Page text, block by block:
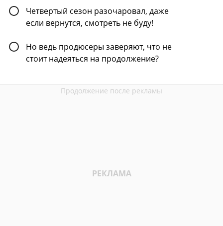
Четвертый сезон разочаровал, даже
если вернутся, смотреть не буду!
Но ведь продюсеры заверяют, что не
стоит надеяться на продолжение?